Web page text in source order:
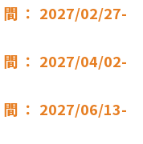
：2027/02/27-
：2027/04/02-
：2027/06/13-